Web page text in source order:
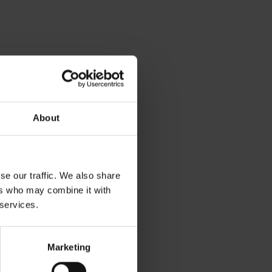
About
our traffic. We also share
who may combine it with
Marketing